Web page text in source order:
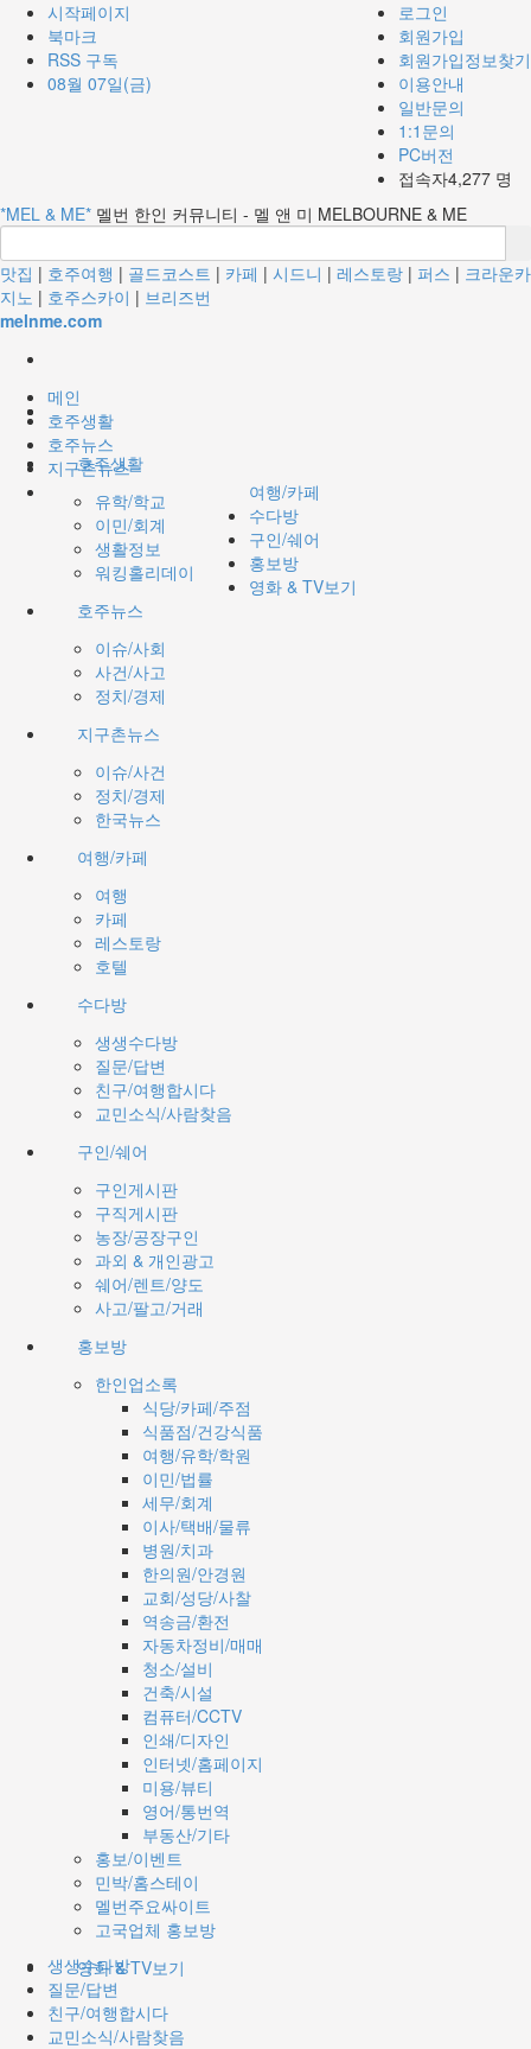
시작페이지
북마크
RSS 구독
08월 07일(금)
로그인
회원가입
회원가입정보찾기
이용안내
일반문의
1:1문의
PC버전
접속자4,277 명
*MEL & ME* 멜번 한인 커뮤니티 - 멜 앤 미 MELBOURNE & ME
맛집 | 호주여행 | 골드코스트 | 카페 | 시드니 | 레스토랑 | 퍼스 | 크라운카
지노 | 호주스카이 | 브리즈번
melnme.com
호주생활
유학/학교
이민/회계
생활정보
워킹홀리데이
호주뉴스
이슈/사회
사건/사고
정치/경제
지구촌뉴스
이슈/사건
정치/경제
한국뉴스
여행/카페
여행
카페
레스토랑
호텔
수다방
생생수다방
질문/답변
친구/여행합시다
교민소식/사람찾음
구인/쉐어
구인게시판
구직게시판
농장/공장구인
과외 & 개인광고
쉐어/렌트/양도
사고/팔고/거래
홍보방
한인업소록
식당/카페/주점
식품점/건강식품
여행/유학/학원
이민/법률
세무/회계
이사/택배/물류
병원/치과
한의원/안경원
교회/성당/사찰
역송금/환전
자동차정비/매매
청소/설비
건축/시설
컴퓨터/CCTV
인쇄/디자인
인터넷/홈페이지
미용/뷰티
영어/통번역
부동산/기타
홍보/이벤트
민박/홈스테이
멜번주요싸이트
고국업체 홍보방
영화 & TV보기
메인
호주생활
호주뉴스
지구촌뉴스
여행/카페
수다방
구인/쉐어
홍보방
영화 & TV보기
생생수다방
질문/답변
친구/여행합시다
교민소식/사람찾음